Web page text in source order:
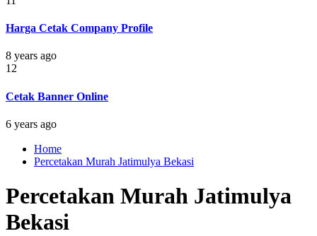
Harga Cetak Company Profile
8 years ago
12
Cetak Banner Online
6 years ago
Home
Percetakan Murah Jatimulya Bekasi
Percetakan Murah Jatimulya
Bekasi